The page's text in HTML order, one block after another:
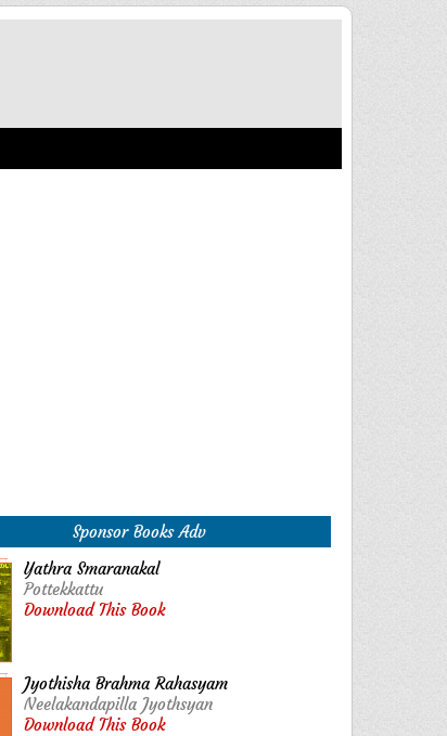
Sponsor Books Adv
Yathra Smaranakal
Pottekkattu
Download This Book
Jyothisha Brahma Rahasyam
Neelakandapilla Jyothsyan
Download This Book